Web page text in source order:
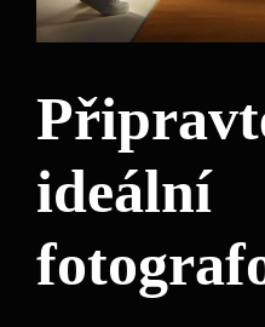
ideální